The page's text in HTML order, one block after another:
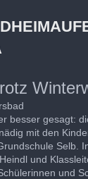
besser gesagt:
mit den
Selb.
und
und